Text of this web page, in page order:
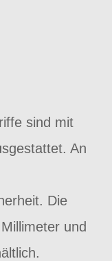
sind mit
An
Die
und